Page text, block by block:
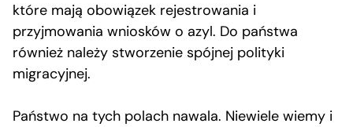
które mają obowiązek rejestrowania i
przyjmowania wniosków o azyl. Do państwa
również należy stworzenie spójnej polityki
migracyjnej.
Państwo na tych polach nawala. Niewiele wiemy i